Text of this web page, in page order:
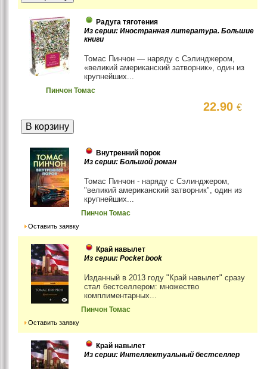
Радуга тяготения
Из серии: Иностранная литература. Большие
книги
Томас Пинчон — наряду с Сэлинджером,
«великий американский затворник», один из
крупнейших...
Пинчон Томас
22.90€
Внутренний порок
Из серии: Большой роман
Томас Пинчон - наряду с Сэлинджером,
"великий американский затворник", один из
крупнейших...
Пинчон Томас
Оставить заявку
Край навылет
Из серии: Pocket book
Изданный в 2013 году "Край навылет" сразу
стал бестселлером: множество
комплиментарных...
Пинчон Томас
Оставить заявку
Край навылет
Из серии: Интеллектуальный бестселлер